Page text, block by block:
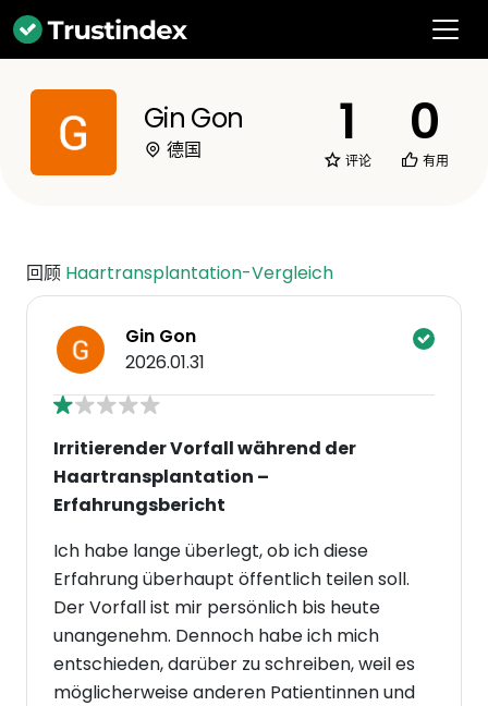
Gin Gon
德国 1
评论
0
有用
回顾 Haartransplantation-Vergleich
Gin Gon
2026.01.31
Irritierender Vorfall während der
Haartransplantation –
Erfahrungsbericht
Ich habe lange überlegt, ob ich diese
Erfahrung überhaupt öffentlich teilen soll.
Der Vorfall ist mir persönlich bis heute
unangenehm. Dennoch habe ich mich
entschieden, darüber zu schreiben, weil es
möglicherweise anderen Patientinnen und